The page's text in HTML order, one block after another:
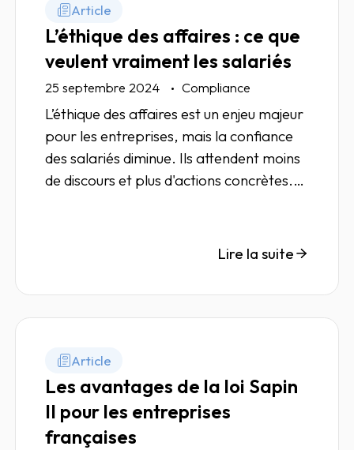
Article
L’éthique des affaires : ce que
veulent vraiment les salariés
25 septembre 2024 Compliance
L’éthique des affaires est un enjeu majeur
pour les entreprises, mais la confiance
des salariés diminue. Ils attendent moins
de discours et plus d'actions concrètes.
levier stratégique incontournable.Lire la suite
Article
Les avantages de la loi Sapin
II pour les entreprises
françaises